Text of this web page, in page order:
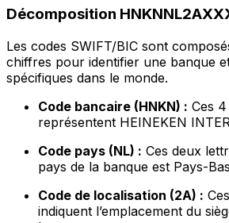
Décomposition
Les codes SWIFT/BIC sont
chiffres pour identifier une banque
spécifiques dans le monde.
Code bancaire (HNKN) : Ces
représentent HEINEKEN
Code pays (NL) : Ces deux
pays de la banque est Pays-
Code de localisation (2A) :
indiquent l’emplacement du